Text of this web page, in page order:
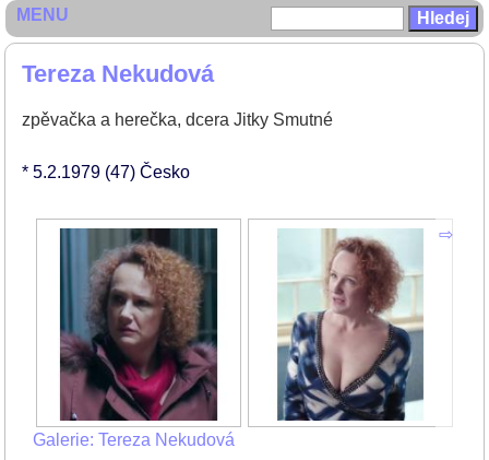
Tereza Nekudová
zpěvačka a herečka, dcera Jitky Smutné
* 5.2.1979 (47) Česko
Galerie: Tereza Nekudová
MENU